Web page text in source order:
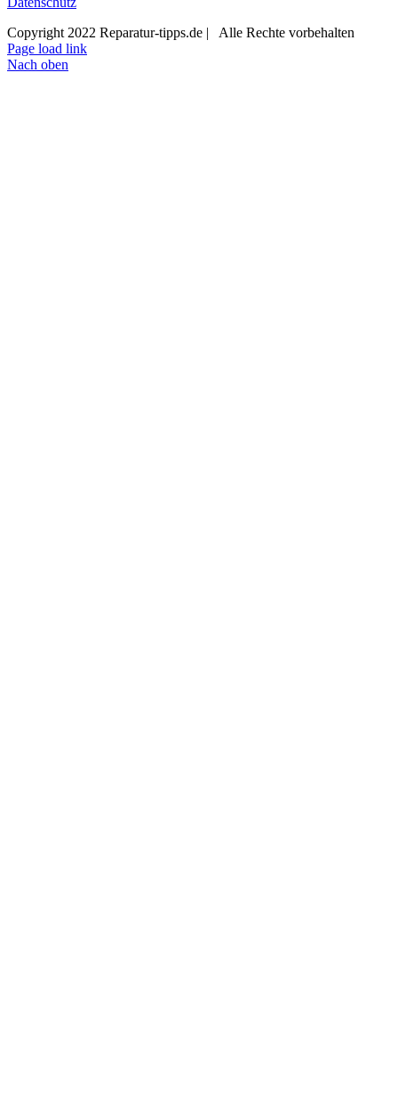
Copyright 2022 Reparatur-tipps.de | Alle Rechte vorbehalten
Page load link
Nach oben